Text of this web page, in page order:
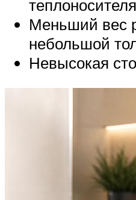
Меньший вес
небольшой
Невысокая